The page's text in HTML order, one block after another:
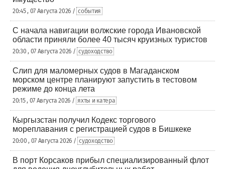
20:45 , 07 Августа 2026 / события
С начала навигации волжские города Ивановской
области приняли более 40 тысяч круизных туристов
20:30 , 07 Августа 2026 / судоходство
Слип для маломерных судов в Магаданском
морском центре планируют запустить в тестовом
режиме до конца лета
20:15 , 07 Августа 2026 / яхты и катера
Кыргызстан получил Кодекс торгового
мореплавания с регистрацией судов в Бишкеке
20:00 , 07 Августа 2026 / судоходство
В порт Корсаков прибыл специализированный флот